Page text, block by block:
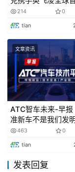
GB38031-
“零容忍” 时代，其
于通过标准倒逼产
技术的产业化进程
产业树立安全标杆
8T8R，小鹏
车下线
214 0
tian
文章资讯
ATC智车未来-早报
准新车不是我们发
汽高域飞行汽车试
地正式运营
463 0
tian
发表回复